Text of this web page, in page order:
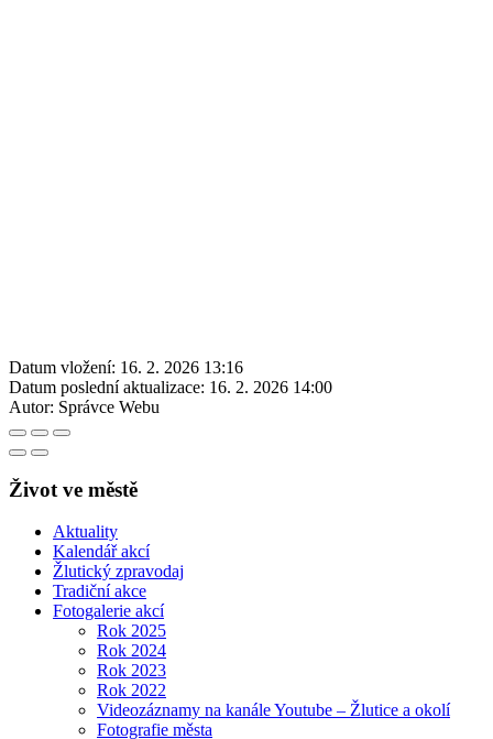
Datum vložení: 16. 2. 2026 13:16
Datum poslední aktualizace: 16. 2. 2026 14:00
Autor: Správce Webu
Život ve městě
Aktuality
Kalendář akcí
Žlutický zpravodaj
Tradiční akce
Fotogalerie akcí
Rok 2025
Rok 2024
Rok 2023
Rok 2022
Videozáznamy na kanále Youtube – Žlutice a okolí
Fotografie města